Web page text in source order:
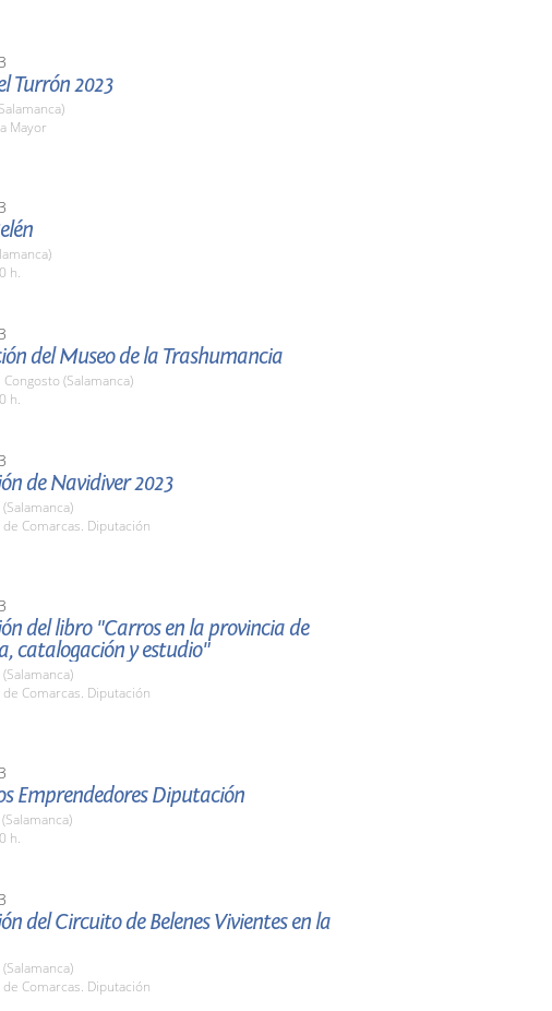
Turrón 2023
Mayor
h.
del Museo de la Trashumancia
(Salamanca)
h.
de Navidiver 2023
de Comarcas. Diputación
del libro "Carros en la provincia de
catalogación y estudio"
de Comarcas. Diputación
Emprendedores Diputación
h.
del Circuito de Belenes Vivientes en la
de Comarcas. Diputación